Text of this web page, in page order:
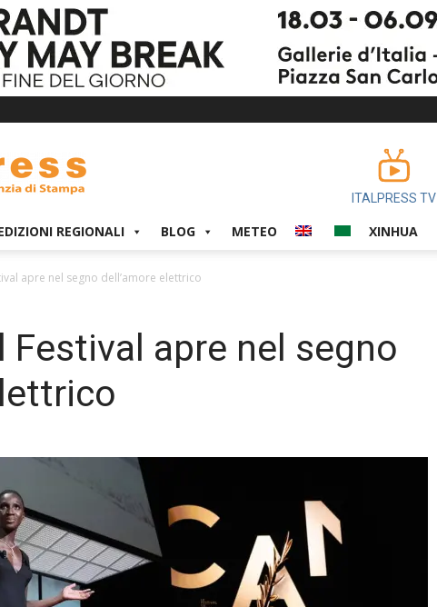
ITALPRESS TV
REGIONALI BLOG METEO XINHUA
apre nel segno dell’amore elettrico
Festival apre nel segno